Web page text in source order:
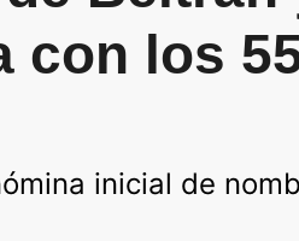
con los
inicial de